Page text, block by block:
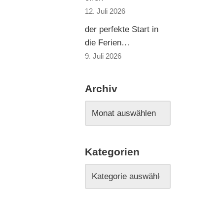
12. Juli 2026
der perfekte Start in
die Ferien…
9. Juli 2026
Archiv
Kategorien